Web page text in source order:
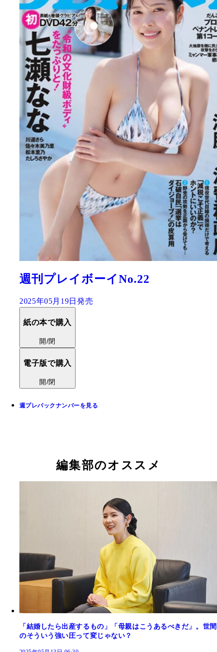
週刊プレイボーイNo.22
2025年05月19日発売
紙の本で購入
開/閉
電子版で購入
開/閉
週プレバックナンバーを見る
編集部のオススメ
「結婚したら出産するもの」「母親はこうあるべきだ」。世間
のそういう強い圧って変じゃない？